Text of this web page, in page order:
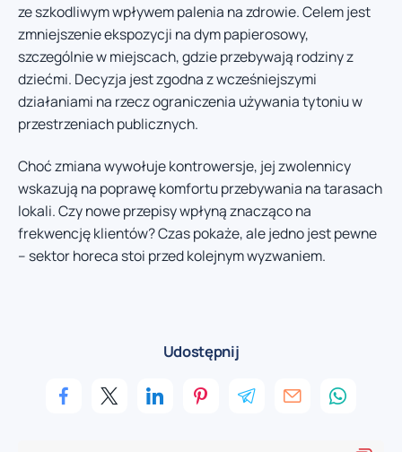
ze szkodliwym wpływem palenia na zdrowie. Celem jest
zmniejszenie ekspozycji na dym papierosowy,
szczególnie w miejscach, gdzie przebywają rodziny z
dziećmi. Decyzja jest zgodna z wcześniejszymi
działaniami na rzecz ograniczenia używania tytoniu w
przestrzeniach publicznych.
Choć zmiana wywołuje kontrowersje, jej zwolennicy
wskazują na poprawę komfortu przebywania na tarasach
lokali. Czy nowe przepisy wpłyną znacząco na
frekwencję klientów? Czas pokaże, ale jedno jest pewne
– sektor horeca stoi przed kolejnym wyzwaniem.
Udostępnij